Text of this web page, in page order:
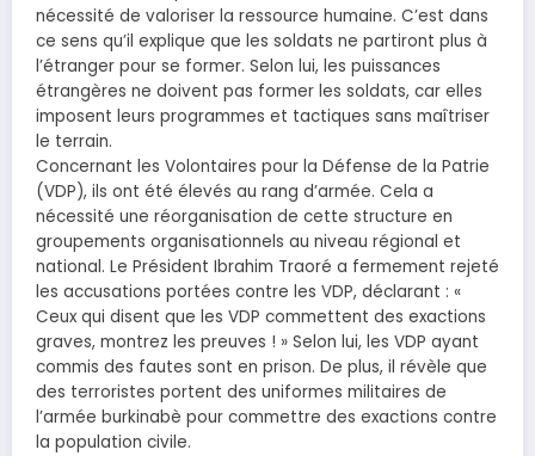
nécessité de valoriser la ressource humaine. C’est dans
ce sens qu’il explique que les soldats ne partiront plus à
l’étranger pour se former. Selon lui, les puissances
étrangères ne doivent pas former les soldats, car elles
imposent leurs programmes et tactiques sans maîtriser
le terrain.
Concernant les Volontaires pour la Défense de la Patrie
(VDP), ils ont été élevés au rang d’armée. Cela a
nécessité une réorganisation de cette structure en
groupements organisationnels au niveau régional et
national. Le Président Ibrahim Traoré a fermement rejeté
les accusations portées contre les VDP, déclarant : «
Ceux qui disent que les VDP commettent des exactions
graves, montrez les preuves ! » Selon lui, les VDP ayant
commis des fautes sont en prison. De plus, il révèle que
des terroristes portent des uniformes militaires de
l’armée burkinabè pour commettre des exactions contre
la population civile.